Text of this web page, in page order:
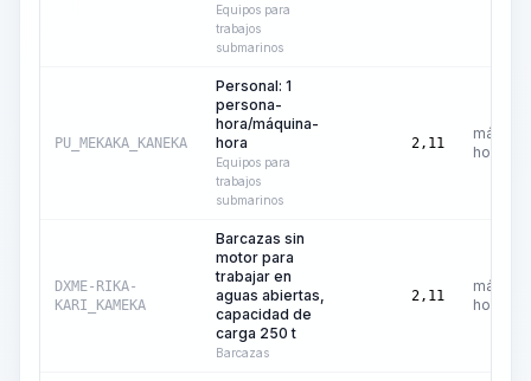
Equipos para
trabajos
submarinos
PU_MEKAKA_KANEKA
Personal: 1
persona-
hora/máquina-
hora
Equipos para
trabajos
submarinos
2,11
hora
DXME-RIKA-
KARI_KAMEKA
Barcazas sin
motor para
trabajar en
aguas abiertas,
capacidad de
carga 250 t
Barcazas
2,11
hora